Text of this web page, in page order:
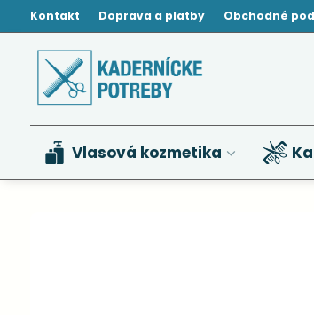
Kontakt Doprava a platby Obchodné
Vlasová kozmetika